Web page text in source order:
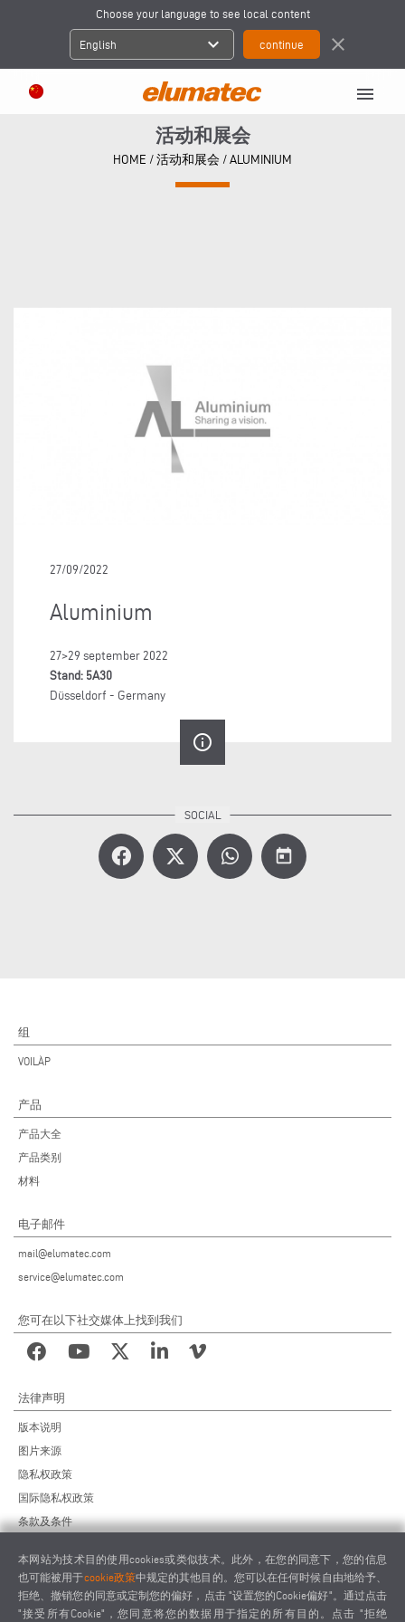
Choose your language to see local content
English expand_more close
menu
活动和展会
HOME / 活动和展会 / ALUMINIUM
27/09/2022
Aluminium
27>29 september 2022
Stand: 5A30
Düsseldorf - Germany
info_outline
today
组
VOILÀP
产品
产品大全
产品类别
材料
电子邮件
mail@elumatec.com
service@elumatec.com
您可在以下社交媒体上找到我们
法律声明
版本说明
图片来源
隐私权政策
国际隐私权政策
条款及条件
供应商行为准则
本网站为技术目的使用cookies或类似技术。此外，在您的同意下，您的信息
也可能被用于cookie政策中规定的其他目的。您可以在任何时候自由地给予、
拒绝、撤销您的同意或定制您的偏好，点击 "设置您的Cookie偏好"。通过点击
"接受所有Cookie"，您同意将您的数据用于指定的所有目的。点击 "拒绝